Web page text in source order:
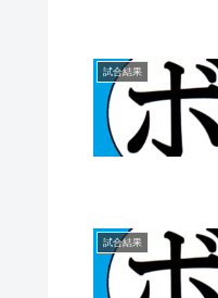
試合結果
試合結果